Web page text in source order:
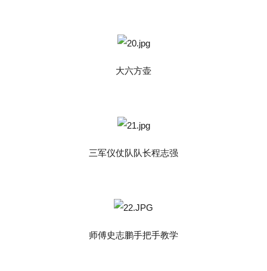
大六方壶
三军仪仗队队长程志强
师傅史志鹏手把手教学